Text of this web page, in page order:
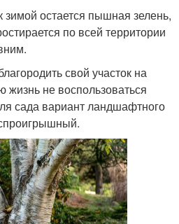
зимой остается пышная зелень,
по всей территории
свой участок на
жизнь не воспользоваться
сада вариант ландшафтного